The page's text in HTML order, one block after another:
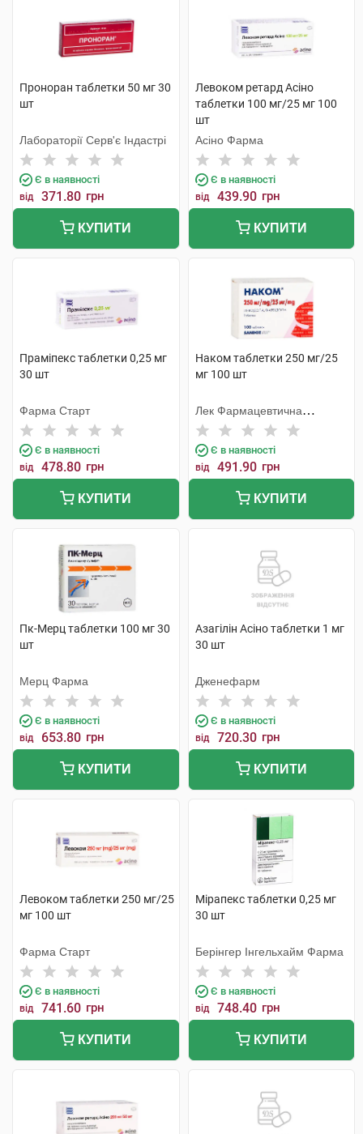
Проноран таблетки 50 мг 30
шт
Лабораторії Серв'є Індастрі
Є в наявності
від 371.80 грн
КУПИТИ
Левоком ретард Асіно
таблетки 100 мг/25 мг 100
шт
Асіно Фарма
Є в наявності
від 439.90 грн
КУПИТИ
Праміпекс таблетки 0,25 мг
30 шт
Фарма Старт
Є в наявності
від 478.80 грн
КУПИТИ
Наком таблетки 250 мг/25
мг 100 шт
Лек Фармацевтична
компанія
Є в наявності
від 491.90 грн
КУПИТИ
Пк-Мерц таблетки 100 мг 30
шт
Мерц Фарма
Є в наявності
від 653.80 грн
КУПИТИ
Азагілін Асіно таблетки 1 мг
30 шт
Дженефарм
Є в наявності
від 720.30 грн
КУПИТИ
Левоком таблетки 250 мг/25
мг 100 шт
Фарма Старт
Є в наявності
від 741.60 грн
КУПИТИ
Мірапекс таблетки 0,25 мг
30 шт
Берінгер Інгельхайм Фарма
Є в наявності
від 748.40 грн
КУПИТИ